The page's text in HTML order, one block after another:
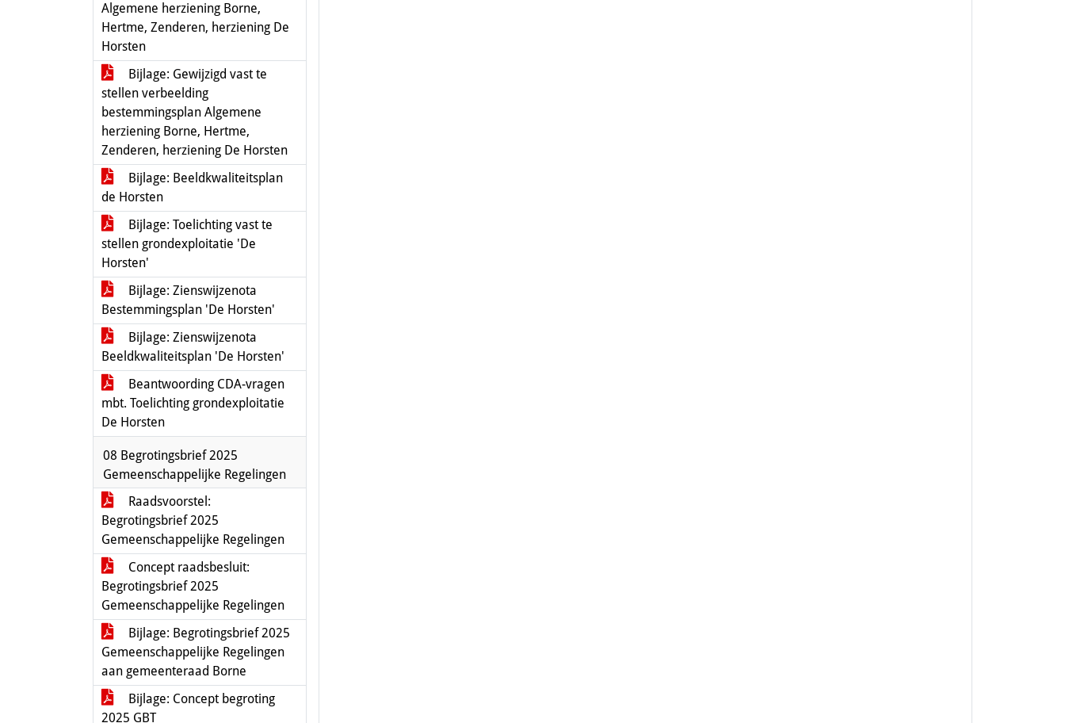
Algemene herziening Borne,
Hertme, Zenderen, herziening De
Horsten
Bijlage: Gewijzigd vast te
stellen verbeelding
bestemmingsplan Algemene
herziening Borne, Hertme,
Zenderen, herziening De Horsten
Bijlage: Beeldkwaliteitsplan
de Horsten
Bijlage: Toelichting vast te
stellen grondexploitatie 'De
Horsten'
Bijlage: Zienswijzenota
Bestemmingsplan 'De Horsten'
Bijlage: Zienswijzenota
Beeldkwaliteitsplan 'De Horsten'
Beantwoording CDA-vragen
mbt. Toelichting grondexploitatie
De Horsten
08 Begrotingsbrief 2025
Gemeenschappelijke Regelingen
Raadsvoorstel:
Begrotingsbrief 2025
Gemeenschappelijke Regelingen
Concept raadsbesluit:
Begrotingsbrief 2025
Gemeenschappelijke Regelingen
Bijlage: Begrotingsbrief 2025
Gemeenschappelijke Regelingen
aan gemeenteraad Borne
Bijlage: Concept begroting
2025 GBT